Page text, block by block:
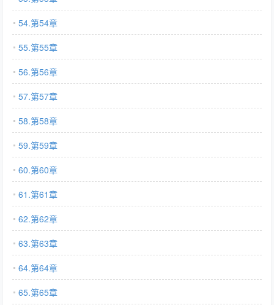
54.第54章
55.第55章
56.第56章
57.第57章
58.第58章
59.第59章
60.第60章
61.第61章
62.第62章
63.第63章
64.第64章
65.第65章